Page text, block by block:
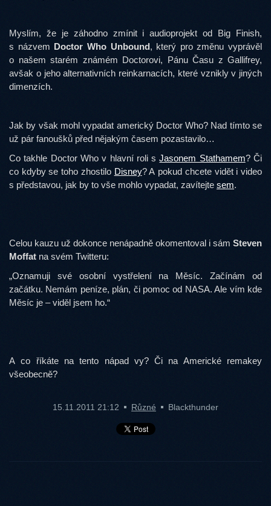
Myslím, že je záhodno zmínit i audioprojekt od Big Finish,
s názvem Doctor Who Unbound, který pro změnu vyprávěl
o našem starém známém Doctorovi, Pánu Času z Gallifrey,
avšak o jeho alternativních reinkarnacích, které vznikly v jiných
dimenzích.
Jak by však mohl vypadat americký Doctor Who? Nad tímto se
už pár fanoušků před nějakým časem pozastavilo…
Co takhle Doctor Who v hlavní roli sJasonem Stathamem? Či
co kdyby se toho zhostilo Disney? A pokud chcete vidět i video
s představou, jak by to vše mohlo vypadat, zavítejte sem.
Celou kauzu už dokonce nenápadně okomentoval i sám Steven
Moffat na svém Twitteru:
„Oznamuji své osobní vystřelení na Měsíc. Začínám od
začátku. Nemám peníze, plán, či pomoc od NASA. Ale vím kde
Měsíc je – viděl jsem ho.“
A co říkáte na tento nápad vy? Či na Americké remakey
všeobecně?
15.11.2011 21:12 Různé Blackthunder